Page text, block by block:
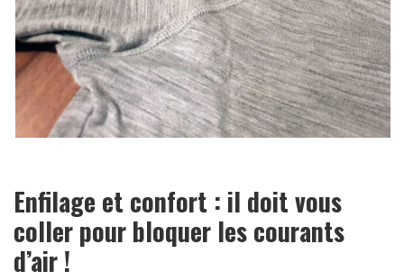
Enfilage et confort : il doit vous
coller pour bloquer les courants
d’air !